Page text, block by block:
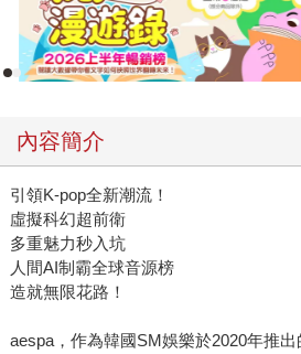
內容簡介
引領K-pop全新潮流！
虛擬科幻超前衛
多重魅力秒入坑
人間AI制霸全球音源榜
造就無限花路！
aespa，作為韓國SM娛樂於2020年推